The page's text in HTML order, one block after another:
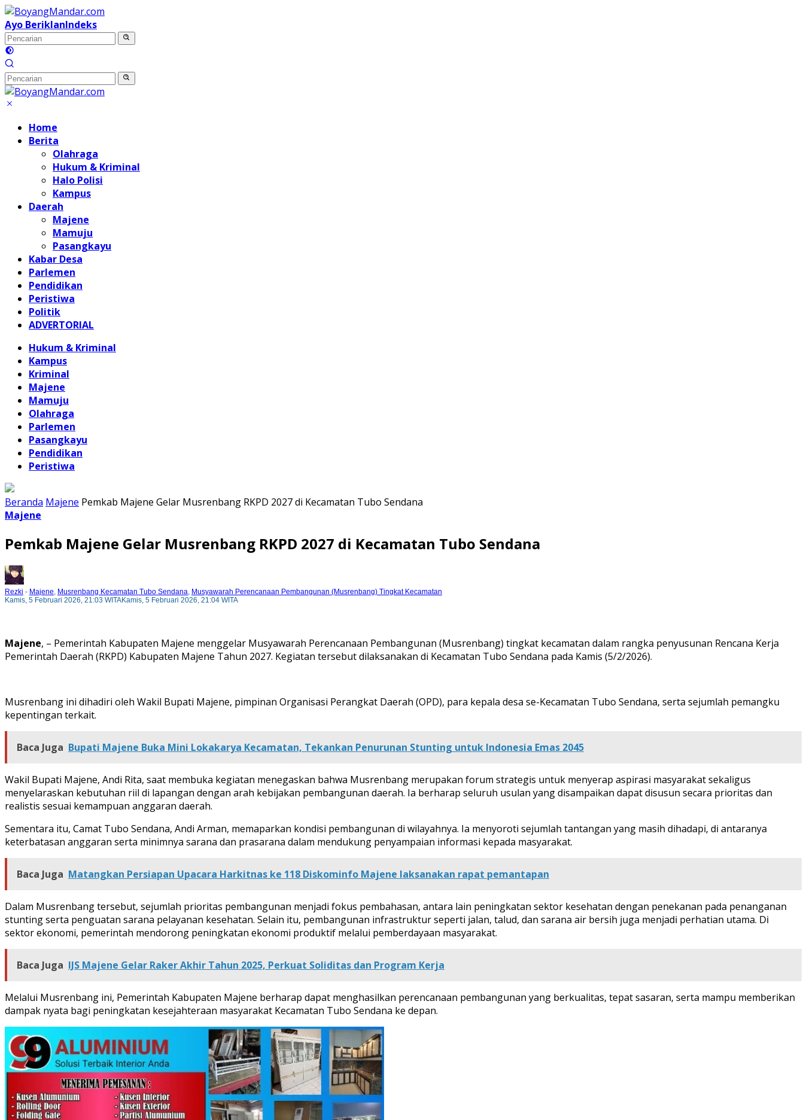
Langsung
ke
konten
Ayo BeriklanIndeks
Home
Berita
Olahraga
Hukum & Kriminal
Halo Polisi
Kampus
Daerah
Majene
Mamuju
Pasangkayu
Kabar Desa
Parlemen
Pendidikan
Peristiwa
Politik
ADVERTORIAL
Hukum & Kriminal
Kampus
Kriminal
Majene
Mamuju
Olahraga
Parlemen
Pasangkayu
Pendidikan
Peristiwa
Beranda Majene Pemkab Majene Gelar Musrenbang RKPD 2027 di Kecamatan Tubo Sendana
Majene
Pemkab Majene Gelar Musrenbang RKPD 2027 di Kecamatan Tubo Sendana
Rezki - Majene, Musrenbang Kecamatan Tubo Sendana, Musyawarah Perencanaan Pembangunan (Musrenbang) Tingkat Kecamatan
Kamis, 5 Februari 2026, 21:03 WITAKamis, 5 Februari 2026, 21:04 WITA
Majene, – Pemerintah Kabupaten Majene menggelar Musyawarah Perencanaan Pembangunan (Musrenbang) tingkat kecamatan dalam rangka penyusunan Rencana Kerja
Pemerintah Daerah (RKPD) Kabupaten Majene Tahun 2027. Kegiatan tersebut dilaksanakan di Kecamatan Tubo Sendana pada Kamis (5/2/2026).
Musrenbang ini dihadiri oleh Wakil Bupati Majene, pimpinan Organisasi Perangkat Daerah (OPD), para kepala desa se-Kecamatan Tubo Sendana, serta sejumlah pemangku
kepentingan terkait.
Baca Juga Bupati Majene Buka Mini Lokakarya Kecamatan, Tekankan Penurunan Stunting untuk Indonesia Emas 2045
Wakil Bupati Majene, Andi Rita, saat membuka kegiatan menegaskan bahwa Musrenbang merupakan forum strategis untuk menyerap aspirasi masyarakat sekaligus
menyelaraskan kebutuhan riil di lapangan dengan arah kebijakan pembangunan daerah. Ia berharap seluruh usulan yang disampaikan dapat disusun secara prioritas dan
realistis sesuai kemampuan anggaran daerah.
Sementara itu, Camat Tubo Sendana, Andi Arman, memaparkan kondisi pembangunan di wilayahnya. Ia menyoroti sejumlah tantangan yang masih dihadapi, di antaranya
keterbatasan anggaran serta minimnya sarana dan prasarana dalam mendukung penyampaian informasi kepada masyarakat.
Baca Juga Matangkan Persiapan Upacara Harkitnas ke 118 Diskominfo Majene laksanakan rapat pemantapan
Dalam Musrenbang tersebut, sejumlah prioritas pembangunan menjadi fokus pembahasan, antara lain peningkatan sektor kesehatan dengan penekanan pada penanganan
stunting serta penguatan sarana pelayanan kesehatan. Selain itu, pembangunan infrastruktur seperti jalan, talud, dan sarana air bersih juga menjadi perhatian utama. Di
sektor ekonomi, pemerintah mendorong peningkatan ekonomi produktif melalui pemberdayaan masyarakat.
Baca Juga IJS Majene Gelar Raker Akhir Tahun 2025, Perkuat Soliditas dan Program Kerja
Melalui Musrenbang ini, Pemerintah Kabupaten Majene berharap dapat menghasilkan perencanaan pembangunan yang berkualitas, tepat sasaran, serta mampu memberikan
dampak nyata bagi peningkatan kesejahteraan masyarakat Kecamatan Tubo Sendana ke depan.